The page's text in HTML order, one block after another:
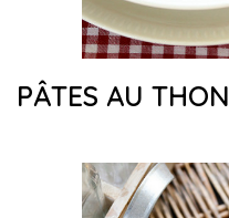
PÂTES AU THON